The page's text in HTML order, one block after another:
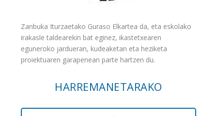
Zanbuka Iturzaetako Guraso Elkartea da, eta eskolako
irakasle taldearekin bat eginez, ikastetxearen
eguneroko jardueran, kudeaketan eta heziketa
proiektuaren garapenean parte hartzen du.
HARREMANETARAKO